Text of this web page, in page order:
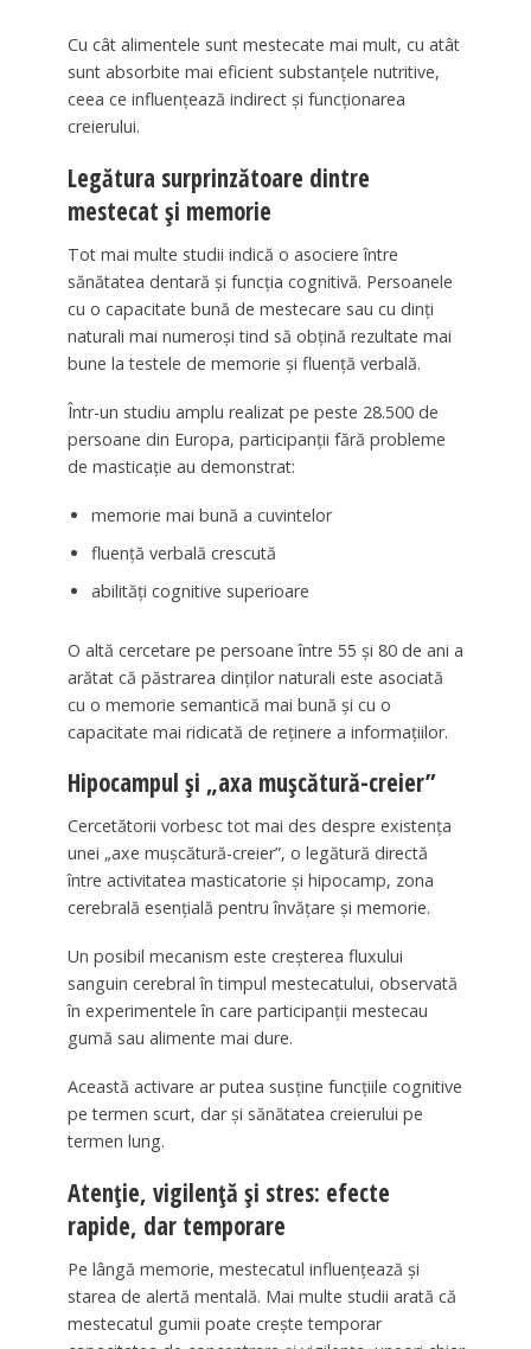
Cu cât alimentele sunt mestecate mai mult, cu atât
sunt absorbite mai eficient substanțele nutritive,
ceea ce influențează indirect și funcționarea
creierului.
Legătura surprinzătoare dintre
mestecat și memorie
Tot mai multe studii indică o asociere între
sănătatea dentară și funcția cognitivă. Persoanele
cu o capacitate bună de mestecare sau cu dinți
naturali mai numeroși tind să obțină rezultate mai
bune la testele de memorie și fluență verbală.
Într-un studiu amplu realizat pe peste 28.500 de
persoane din Europa, participanții fără probleme
de masticație au demonstrat:
memorie mai bună a cuvintelor
fluență verbală crescută
abilități cognitive superioare
O altă cercetare pe persoane între 55 și 80 de ani a
arătat că păstrarea dinților naturali este asociată
cu o memorie semantică mai bună și cu o
capacitate mai ridicată de reținere a informațiilor.
Hipocampul și „axa mușcătură-creier”
Cercetătorii vorbesc tot mai des despre existența
unei „axe mușcătură-creier”, o legătură directă
între activitatea masticatorie și hipocamp, zona
cerebrală esențială pentru învățare și memorie.
Un posibil mecanism este creșterea fluxului
sanguin cerebral în timpul mestecatului, observată
în experimentele în care participanții mestecau
gumă sau alimente mai dure.
Această activare ar putea susține funcțiile cognitive
pe termen scurt, dar și sănătatea creierului pe
termen lung.
Atenție, vigilență și stres: efecte
rapide, dar temporare
Pe lângă memorie, mestecatul influențează și
starea de alertă mentală. Mai multe studii arată că
mestecatul gumii poate crește temporar